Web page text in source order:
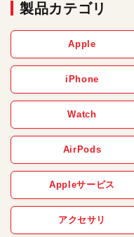
製品カテゴリ
Apple
iPhone
Watch
AirPods
Appleサービス
アクセサリ